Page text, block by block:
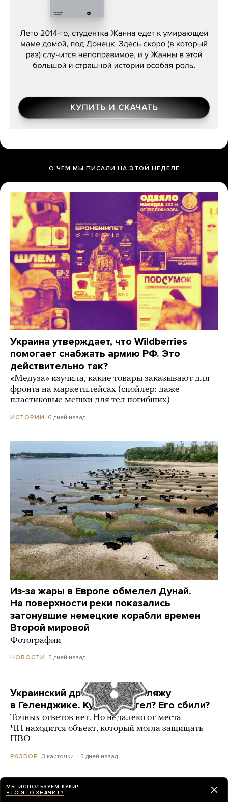
Сергей Лебедев, «Белая дама»
О ЧЕМ МЫ ПИСАЛИ НА ЭТОЙ НЕДЕЛЕ
Украина утверждает, что Wildberries
помогает снабжать армию РФ. Это
действительно так?
«Медуза» изучила, какие товары заказывают для
фронта на маркетплейсах (спойлер: даже
пластиковые мешки для тел погибших)
ИСТОРИИ 6 дней назад
Из-за жары в Европе обмелел Дунай.
На поверхности реки показались
затонувшие немецкие корабли времен
Второй мировой
Фотографии
НОВОСТИ 5 дней назад
Украинский дрон попал по пляжу
в Геленджике. Куда он летел? Его сбили?
Точных ответов нет. Но недалеко от места
ЧП находится объект, который могла защищать
ПВО
РАЗБОР 3 карточки 5 дней назад
МЫ ИСПОЛЬЗУЕМ КУКИ!
ЧТО ЭТО ЗНАЧИТ?